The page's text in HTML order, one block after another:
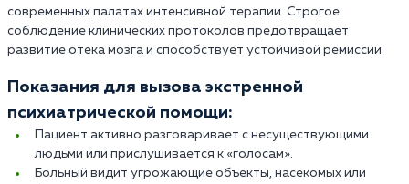
современных палатах интенсивной терапии. Строгое
соблюдение клинических протоколов предотвращает
развитие отека мозга и способствует устойчивой ремиссии.
Показания для вызова экстренной
психиатрической помощи:
Пациент активно разговаривает с несуществующими
людьми или прислушивается к «голосам».
Больный видит угрожающие объекты, насекомых или